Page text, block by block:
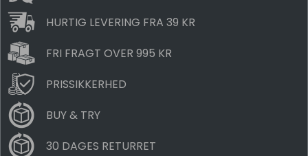
HURTIG LEVERING FRA 39 KR
FRI FRAGT OVER 995 KR
PRISSIKKERHED
BUY & TRY
30 DAGES RETURRET